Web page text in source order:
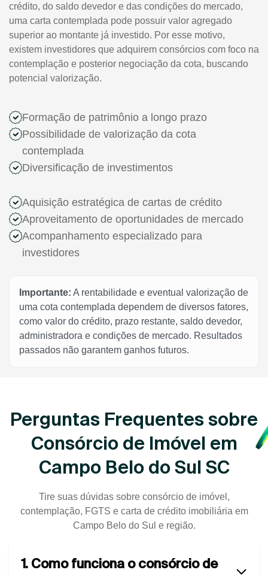
crédito, do saldo devedor e das condições do mercado,
uma carta contemplada pode possuir valor agregado
superior ao montante já investido. Por esse motivo,
existem investidores que adquirem consórcios com foco na
contemplação e posterior negociação da cota, buscando
potencial valorização.
Formação de patrimônio a longo prazo
Possibilidade de valorização da cota
contemplada
Diversificação de investimentos
Aquisição estratégica de cartas de crédito
Aproveitamento de oportunidades de mercado
Acompanhamento especializado para
investidores
Importante: A rentabilidade e eventual valorização de
uma cota contemplada dependem de diversos fatores,
como valor do crédito, prazo restante, saldo devedor,
administradora e condições de mercado. Resultados
passados não garantem ganhos futuros.
Perguntas Frequentes sobre
Consórcio de Imóvel em
Campo Belo do Sul SC
Tire suas dúvidas sobre consórcio de imóvel,
contemplação, FGTS e carta de crédito imobiliária em
Campo Belo do Sul e região.
1. Como funciona o consórcio de